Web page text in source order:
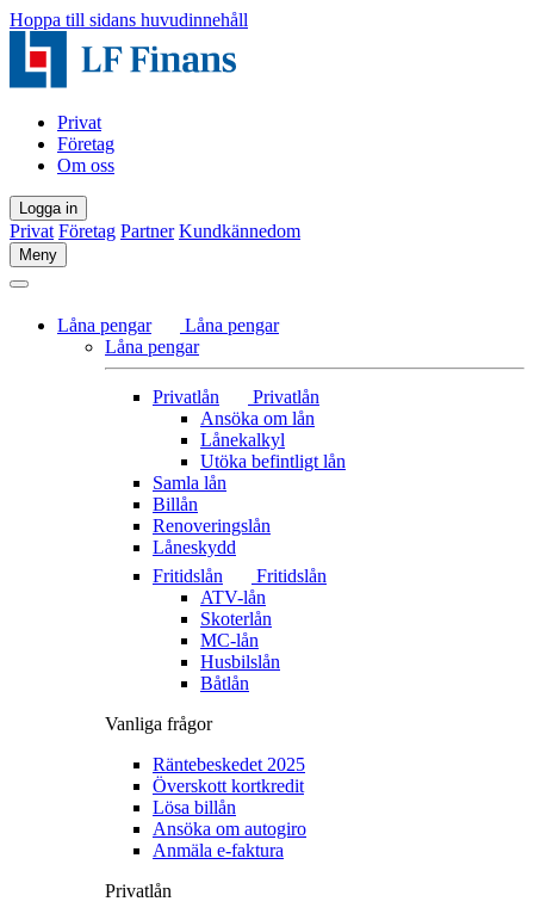
Hoppa till sidans huvudinnehåll
Privat
Företag
Om oss
Logga in
Privat Företag Partner Kundkännedom
Meny
Låna pengar
Låna pengar
Låna pengar
Privatlån
Privatlån
Ansöka om lån
Lånekalkyl
Utöka befintligt lån
Samla lån
Billån
Renoveringslån
Låneskydd
Fritidslån
Fritidslån
ATV-lån
Skoterlån
MC-lån
Husbilslån
Båtlån
Vanliga frågor
Räntebeskedet 2025
Överskott kortkredit
Lösa billån
Ansöka om autogiro
Anmäla e-faktura
Privatlån